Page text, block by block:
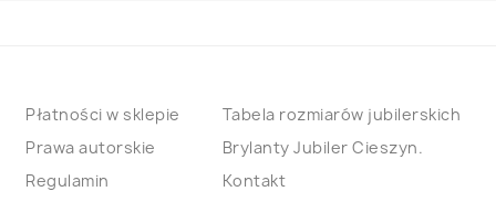
Płatności w sklepie
Prawa autorskie
Regulamin
Tabela rozmiarów jubilerskich
Brylanty Jubiler Cieszyn.
Kontakt